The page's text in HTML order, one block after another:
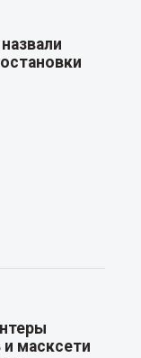
масксети